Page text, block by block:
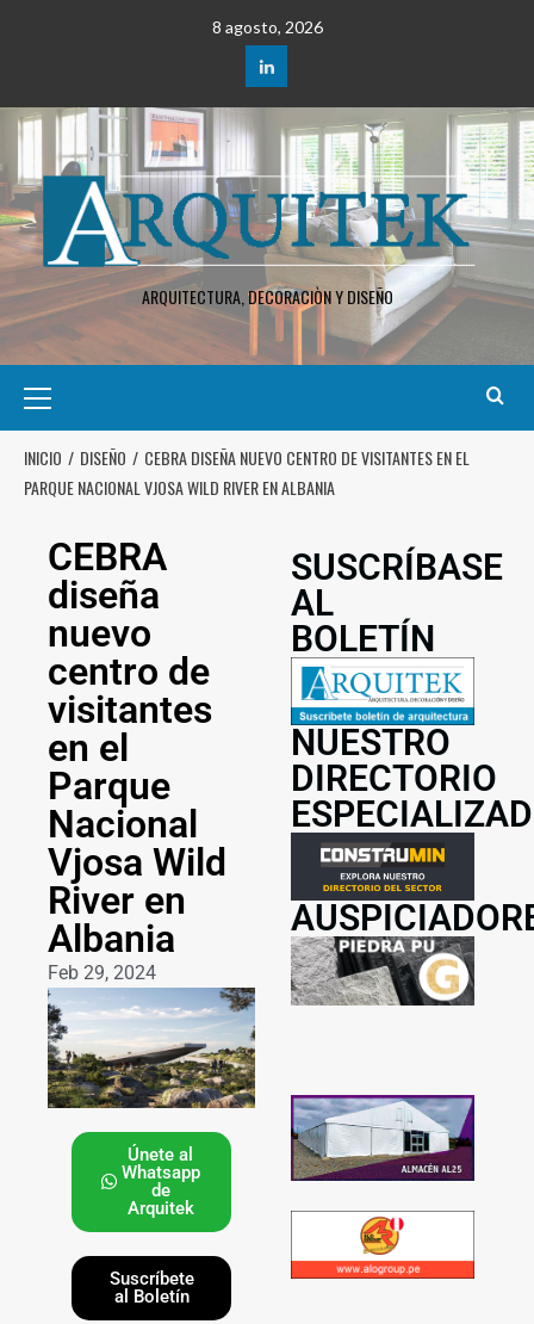
8 agosto, 2026
ARQUITECTURA, DECORACIÒN Y DISEÑO
INICIO DISEÑO
CEBRA DISEÑA NUEVO CENTRO DE VISITANTES EN EL
PARQUE NACIONAL VJOSA WILD RIVER EN ALBANIA
CEBRA
diseña
nuevo
centro de
visitantes
en el
Parque
Nacional
Vjosa Wild
River en
Albania
Feb 29, 2024
Únete al
Whatsapp
de
Arquitek
Suscríbete
al Boletín
SUSCRÍBASE
AL
BOLETÍN
NUESTRO
DIRECTORIO